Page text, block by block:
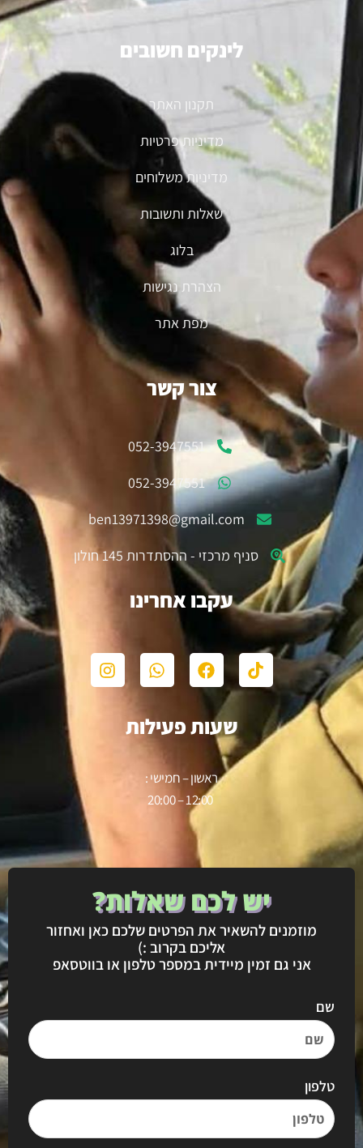
יש לכם שאלות?
מוזמנים להשאיר את הפרטים שלכם כאן ואחזור
אליכם בקרוב :)
אני גם זמין מיידית במספר טלפון או בווטסאפ
שם
טלפון
צור קשר
052-3947551
052-3947551
ben13971398@gmail.com
סניף מרכזי - ההסתדרות 145 חולון
עקבו אחרינו
שעות פעילות
ראשון – חמישי :
לינקים חשובים
תקנון האתר
מדיניות פרטיות
מדיניות משלוחים
שאלות ותשובות
בלוג
הצהרת נגישות
מפת אתר